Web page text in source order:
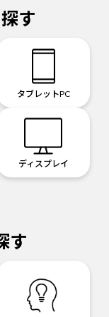
す
タブレットPC
ディスプレイ
す